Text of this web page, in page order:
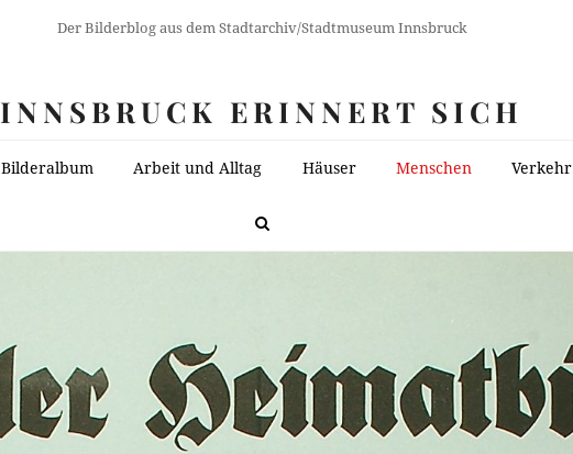
Der Bilderblog aus dem Stadtarchiv/Stadtmuseum Innsbruck
INNSBRUCK ERINNERT SICH
Bilderalbum Arbeit und Alltag Häuser Menschen Verkehr